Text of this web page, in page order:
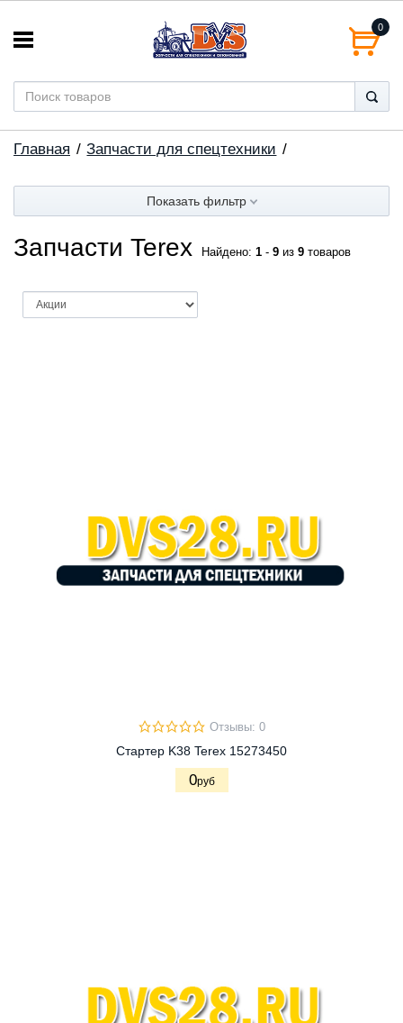
0
Главная Запчасти для спецтехники
Показать фильтр
Запчасти Terex Найдено: 1 - 9 из 9 товаров
Отзывы: 0
Стартер K38 Terex 15273450
0руб